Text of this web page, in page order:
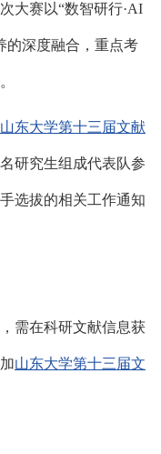
大赛以“数智研行·AI
的深度融合，重点考
山东大学第十三届文献
研究生组成代表队参
选拔的相关工作通知
需在科研文献信息获
山东大学第十三届文